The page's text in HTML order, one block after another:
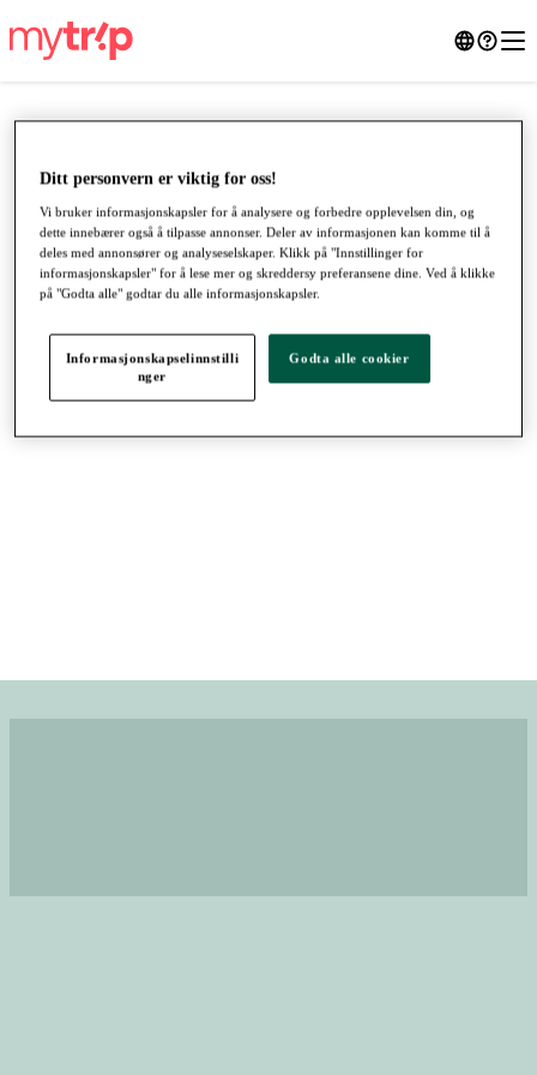
● ●●
Ditt personvern er viktig for oss!
Vi bruker informasjonskapsler for å analysere og forbedre opplevelsen din, og
dette innebærer også å tilpasse annonser. Deler av informasjonen kan komme til å
deles med annonsører og analyseselskaper. Klikk på "Innstillinger for
informasjonskapsler" for å lese mer og skreddersy preferansene dine. Ved å klikke
på "Godta alle" godtar du alle informasjonskapsler.
Informasjonskapselinnstilli
nger
Godta alle cookier